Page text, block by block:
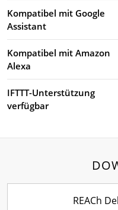
Kompatibel mit Google
Assistant
Kompatibel mit Amazon
Alexa
IFTTT-Unterstützung
verfügbar
REACh